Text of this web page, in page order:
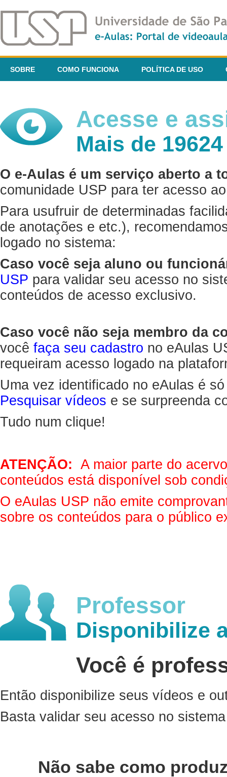
SOBRE COMO FUNCIONA POLÍTICA DE USO
Acesse e
Mais de
O e-Aulas é um serviço aberto a
comunidade USP para ter acesso
Para usufruir de determinadas
de anotações e etc.),
logado no sistema:
Caso você seja aluno ou
USP para validar seu acesso no
conteúdos de acesso exclusivo.
Caso você não seja membro da
você faça seu cadastro no eAulas
requeiram acesso logado na
Uma vez identificado no eAulas é
Pesquisar vídeos e se surpreenda
Tudo num clique!
ATENÇÃO: A maior parte do
conteúdos está disponível sob
O eAulas USP não emite
sobre os conteúdos para o público
Professor
Disponibilize
Você é
Então disponibilize seus vídeos e
Basta validar seu acesso no
Não sabe como